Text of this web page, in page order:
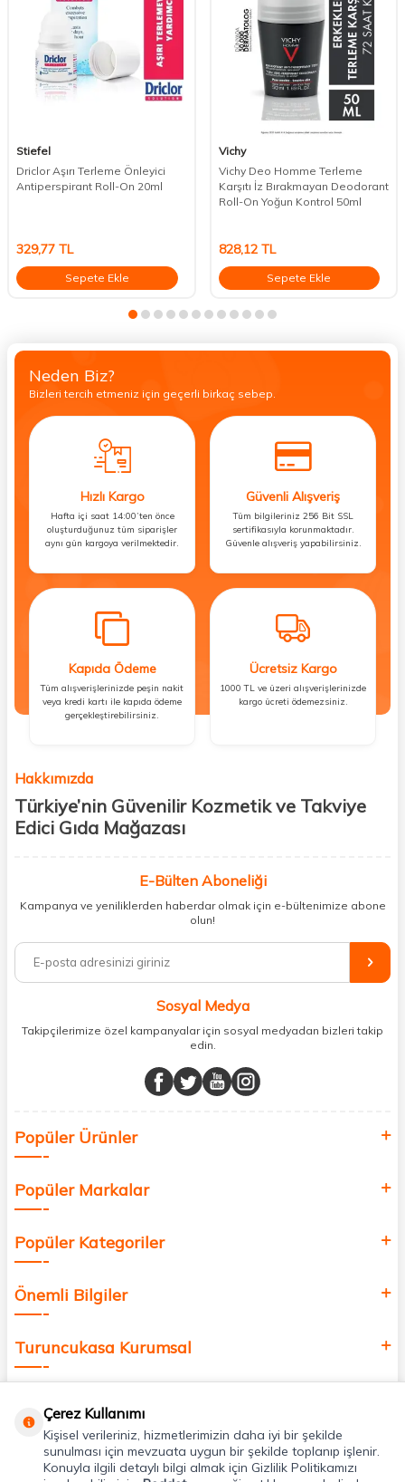
Stiefel
Driclor Aşırı Terleme Önleyici
Antiperspirant Roll-On 20ml
329,77 TL
Sepete Ekle
Vichy
Vichy Deo Homme Terleme
Karşıtı İz Bırakmayan Deodorant
Roll-On Yoğun Kontrol 50ml
828,12TL
Sepete Ekle
Neden Biz?
Bizleri tercih etmeniz için geçerli birkaç sebep.
Hızlı Kargo
Hafta içi saat 14:00’ten önce
oluşturduğunuz tüm siparişler
aynı gün kargoya verilmektedir.
Güvenli Alışveriş
Tüm bilgileriniz 256 Bit SSL
sertifikasıyla korunmaktadır.
Güvenle alışveriş yapabilirsiniz.
Kapıda Ödeme
Tüm alışverişlerinizde peşin nakit
veya kredi kartı ile kapıda ödeme
gerçekleştirebilirsiniz.
Ücretsiz Kargo
1000 TL ve üzeri alışverişlerinizde
kargo ücreti ödemezsiniz.
Hakkımızda
Türkiye’nin Güvenilir Kozmetik ve Takviye
Edici Gıda Mağazası
kişisel bakım hem de takviye edici gıda ürünlerini sizlerle
buluşturuyoruz. Artık mağaza mağaza dolaşmanıza gerek yok;
ihtiyacınız olan her şeyi tek bir çatı altında topluyor ve kapınıza kadar
%100 orijinal kozmetik ve sağlık ürünleriyle güzelliğinizi tamamlayabilir,
vücudunuzu desteklemek için güvenilir takviye edici gıdalara
minerallere kadar binlerce ürünü uygun fiyat ve hızlı kargo avantajıyla
sunuyoruz.
buluşturuyor ve online alışveriş deneyiminizi en iyi hale getiriyoruz.
Sağlık, güzellik ve iyi yaşam için aradığınız her şey burada!
değer katmak için bize katılın!
E-Bülten Aboneliği
Kampanya ve yeniliklerden haberdar olmak için e-bültenimize abone
olun!
Sosyal Medya
Takipçilerimize özel kampanyalar için sosyal medyadan bizleri takip
edin.
Popüler Ürünler
Popüler Markalar
Popüler Kategoriler
Önemli Bilgiler
Turuncukasa Kurumsal
Uygulamalarımız
Çerez Kullanımı
Kişisel verileriniz, hizmetlerimizin daha iyi bir şekilde
sunulması için mevzuata uygun bir şekilde toplanıp işlenir.
Konuyla ilgili detaylı bilgi almak için Gizlilik Politikamızı